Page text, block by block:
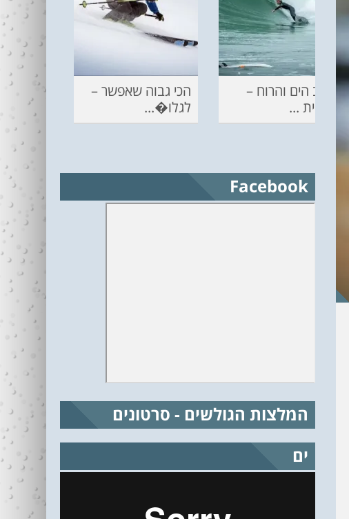
מצב הים והרוח –
תחזית ...
הכי גבוה שאפשר –
לגלו�...
Facebook
המלצות הגולשים - סרטונים
ים